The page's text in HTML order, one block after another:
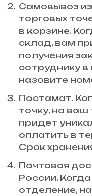
Самовывоз
торговых
в корзине.
склад, вам
получения
сотруднику в
назовите
Постамат.
точку, на
придет
оплатить в
Срок
Почтовая
России.
отделение,